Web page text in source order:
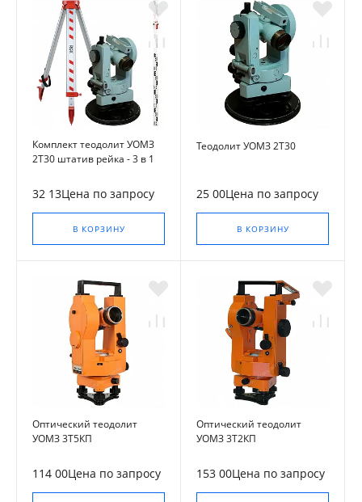
Комплект теодолит УОМЗ
2Т30 штатив рейка - 3 в 1
32 13Цена по запросу
В КОРЗИНУ
Теодолит УОМЗ 2Т30
25 00Цена по запросу
В КОРЗИНУ
Оптический теодолит
УОМЗ 3Т5КП
114 00Цена по запросу
Оптический теодолит
УОМЗ 3Т2КП
153 00Цена по запросу